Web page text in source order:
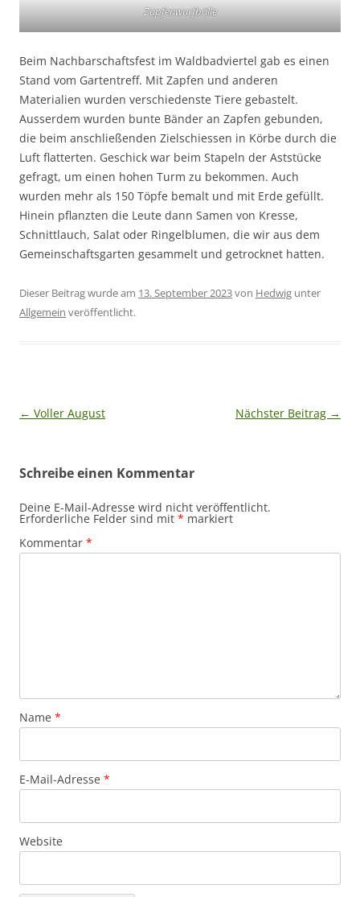
Zapfenwurfbälle
Beim Nachbarschaftsfest im Waldbadviertel gab es einen
Stand vom Gartentreff. Mit Zapfen und anderen
Materialien wurden verschiedenste Tiere gebastelt.
Ausserdem wurden bunte Bänder an Zapfen gebunden,
die beim anschließenden Zielschiessen in Körbe durch die
Luft flatterten. Geschick war beim Stapeln der Aststücke
gefragt, um einen hohen Turm zu bekommen. Auch
wurden mehr als 150 Töpfe bemalt und mit Erde gefüllt.
Hinein pflanzten die Leute dann Samen von Kresse,
Schnittlauch, Salat oder Ringelblumen, die wir aus dem
Gemeinschaftsgarten gesammelt und getrocknet hatten.
Dieser Beitrag wurde am 13. September 2023von Hedwig unter
Allgemein veröffentlicht.
Beitragsnavigation
← Voller August Nächster Beitrag →
Schreibe einen Kommentar
Deine E-Mail-Adresse wird nicht veröffentlicht.
Erforderliche Felder sind mit * markiert
Kommentar *
Name *
E-Mail-Adresse *
Website